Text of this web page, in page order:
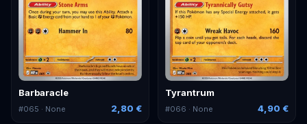
Barbaracle
#065 · None 2,80 €
Tyrantrum
#066 · None 4,90 €